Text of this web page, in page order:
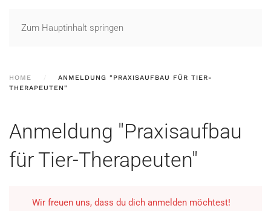
Zum Hauptinhalt springen
HOME
ANMELDUNG "PRAXISAUFBAU FÜR TIER-
THERAPEUTEN"
Anmeldung "Praxisaufbau
für Tier-Therapeuten"
Wir freuen uns, dass du dich anmelden möchtest!